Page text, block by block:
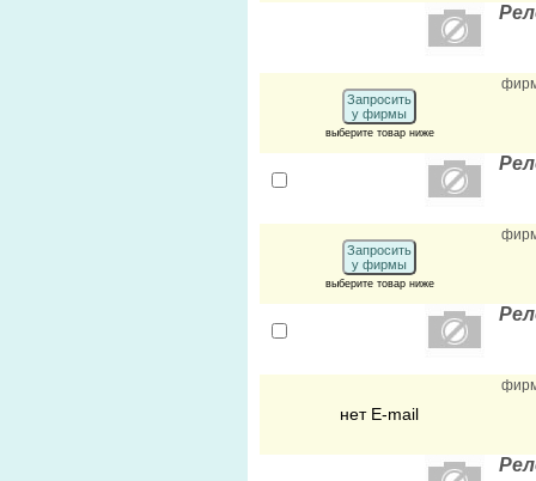
Запросить
у фирмы
выберите товар ниже
Запросить
у фирмы
выберите товар ниже
нет E-mail